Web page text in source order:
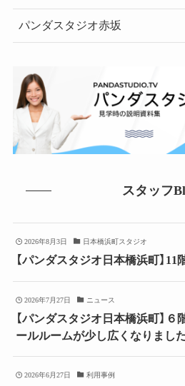
パンダスタジオ赤坂
スタッフ
2026年8月3日 日本橋浜町スタジオ
【パンダスタジオ日本橋浜町】
2026年7月27日 ニュース
【パンダスタジオ日本橋浜町】
ールルームが少し広くなりました
2026年6月27日 利用事例